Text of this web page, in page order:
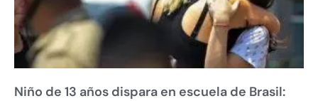
Niño de 13 años dispara en escuela de Brasil: